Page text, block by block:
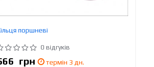
поршневі
0 відгуків
грн
термін 3 дн.